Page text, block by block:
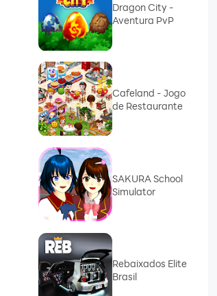
Dragon City -
Aventura PvP
Cafeland - Jogo
de Restaurante
SAKURA School
Simulator
Rebaixados Elite
Brasil